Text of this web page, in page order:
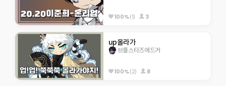
100%(1) 3
up올라가
브롤스타즈에드거
100%(2) 8